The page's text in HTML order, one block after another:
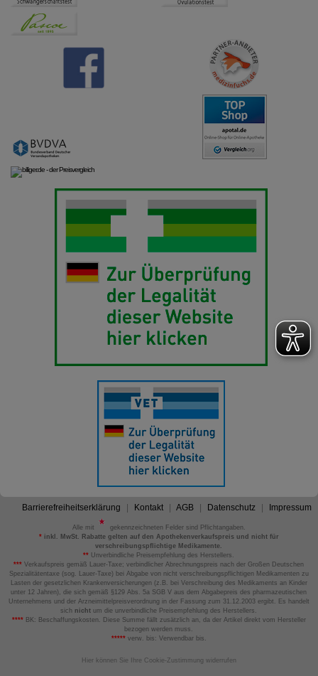
Barrierefreiheitserklärung Kontakt AGB Datenschutz Impressum
Alle mit
gekennzeichneten Felder sind Pflichtangaben.
*inkl. MwSt. Rabatte gelten auf den Apothekenverkaufspreis und nicht für
verschreibungspflichtige Medikamente.
** Unverbindliche Preisempfehlung des Herstellers.
*** Verkaufspreis gemäß Lauer-Taxe; verbindlicher Abrechnungspreis nach der Großen Deutschen
Spezialitätentaxe (sog. Lauer-Taxe) bei Abgabe von nicht verschreibungspflichtigen Medikamenten zu
Lasten der gesetzlichen Krankenversicherungen (z.B. bei Verschreibung des Medikaments an Kinder
unter 12 Jahren), die sich gemäß §129 Abs. 5a SGB V aus dem Abgabepreis des pharmazeutischen
Unternehmens und der Arzneimittelpreisverordnung in der Fassung zum 31.12.2003 ergibt. Es handelt
sich nicht um die unverbindliche Preisempfehlung des Herstellers.
****BK: Beschaffungskosten. Diese Summe fällt zusätzlich an, da der Artikel direkt vom Hersteller
bezogen werden muss.
*****verw. bis: Verwendbar bis.
Hier können Sie Ihre Cookie-Zustimmung widerrufen